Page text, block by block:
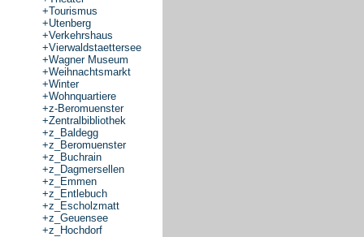
+Tourismus
+Utenberg
+Verkehrshaus
+Vierwaldstaettersee
+Wagner Museum
+Weihnachtsmarkt
+Winter
+Wohnquartiere
+z-Beromuenster
+Zentralbibliothek
+z_Baldegg
+z_Beromuenster
+z_Buchrain
+z_Dagmersellen
+z_Emmen
+z_Entlebuch
+z_Escholzmatt
+z_Geuensee
+z_Hochdorf